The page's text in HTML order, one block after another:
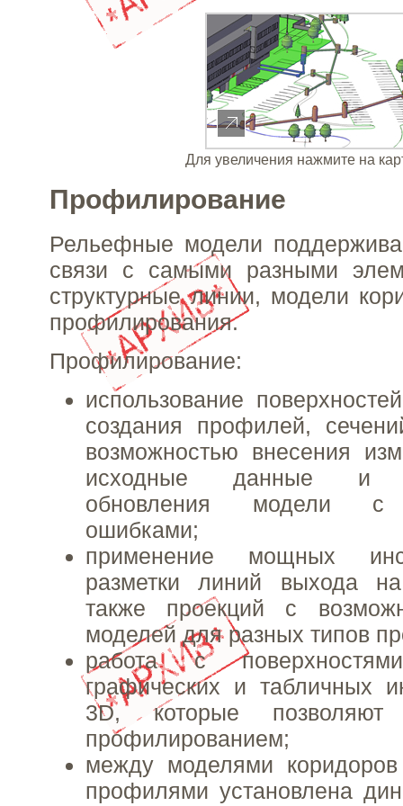
Для увеличения нажмите на
Профилирование
Рельефные модели
связи с самыми разными
структурные линии, модели
профилирования.
Профилирование:
использование
создания профилей,
возможностью внесения
исходные данные и
обновления модели с
ошибками;
применение мощных
разметки линий выхода
также проекций с
моделей для разных типов
работа с
графических и табличных
3D, которые позволяют
профилированием;
между моделями
профилями установлена